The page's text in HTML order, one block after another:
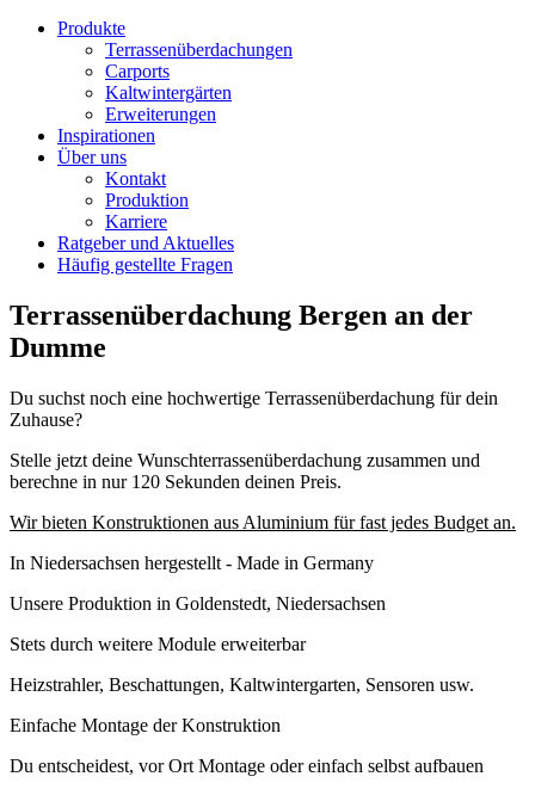
Produkte
Terrassenüberdachungen
Carports
Kaltwintergärten
Erweiterungen
Inspirationen
Über uns
Kontakt
Produktion
Karriere
Ratgeber und Aktuelles
Häufig gestellte Fragen
Terrassenüberdachung Bergen an der
Dumme
Du suchst noch eine hochwertige Terrassenüberdachung für dein
Zuhause?
Stelle jetzt deine Wunschterrassenüberdachung zusammen und
berechne in nur 120 Sekunden deinen Preis.
Wir bieten Konstruktionen aus Aluminium für fast jedes Budget an.
In Niedersachsen hergestellt - Made in Germany
Unsere Produktion in Goldenstedt, Niedersachsen
Stets durch weitere Module erweiterbar
Heizstrahler, Beschattungen, Kaltwintergarten, Sensoren usw.
Einfache Montage der Konstruktion
Du entscheidest, vor Ort Montage oder einfach selbst aufbauen